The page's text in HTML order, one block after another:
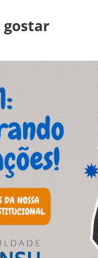
gostar